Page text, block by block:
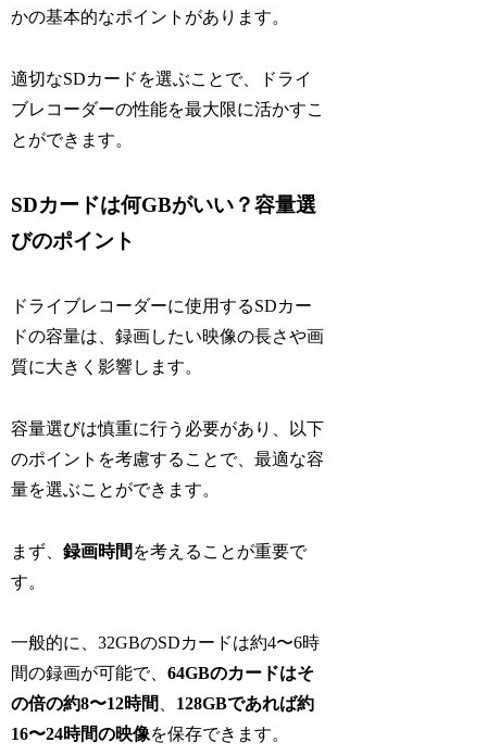
かの基本的なポイントがあります。
適切なSDカードを選ぶことで、ドライ
ブレコーダーの性能を最大限に活かすこ
とができます。
SDカードは何GBがいい？容量選
びのポイント
ドライブレコーダーに使用するSDカー
ドの容量は、録画したい映像の長さや画
質に大きく影響します。
容量選びは慎重に行う必要があり、以下
のポイントを考慮することで、最適な容
量を選ぶことができます。
まず、録画時間 を考えることが重要で
す。
一般的に、32GBのSDカードは約4〜6時
間の録画が可能で、64GBのカードはそ
の倍の約8〜12時間 、 128GBであれば約
16〜24時間の映像を保存できます。